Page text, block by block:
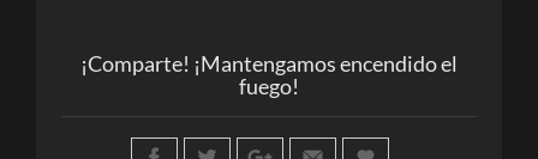
¡Comparte! ¡Mantengamos encendido el
fuego!